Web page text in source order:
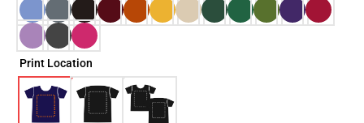
Print Location